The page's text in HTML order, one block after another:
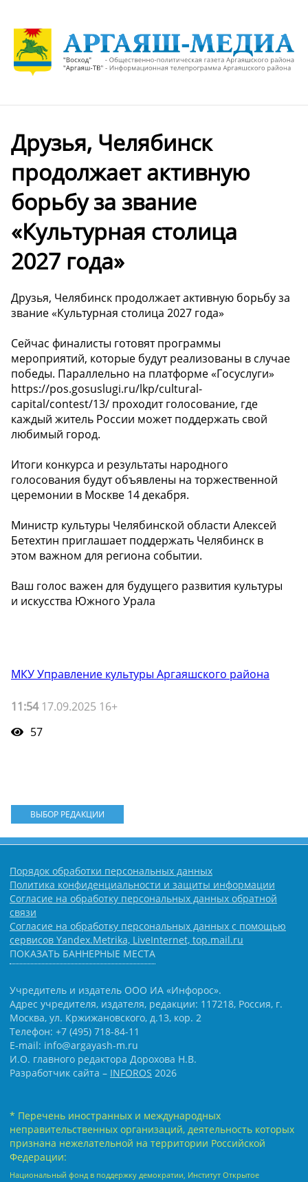
Друзья, Челябинск
продолжает активную
борьбу за звание
«Культурная столица
2027 года»
Друзья, Челябинск продолжает активную борьбу за
звание «Культурная столица 2027 года»
Сейчас финалисты готовят программы
мероприятий, которые будут реализованы в случае
победы. Параллельно на платформе «Госуслуги»
https://pos.gosuslugi.ru/lkp/cultural-
capital/contest/13/ проходит голосование, где
каждый житель России может поддержать свой
любимый город.
Итоги конкурса и результаты народного
голосования будут объявлены на торжественной
церемонии в Москве 14 декабря.
Министр культуры Челябинской области Алексей
Бетехтин приглашает поддержать Челябинск в
этом важном для региона событии.
Ваш голос важен для будущего развития культуры
и искусства Южного Урала
МКУ Управление культуры Аргаяшского района
11:5417.09.2025 16+
57
ВЫБОР РЕДАКЦИИ
Порядок обработки персональных данных
Политика конфиденциальности и защиты информации
Согласие на обработку персональных данных обратной
связи
Согласие на обработку персональных данных с помощью
сервисов Yandex.Metrika, LiveInternet, top.mail.ru
ПОКАЗАТЬ БАННЕРНЫЕ МЕСТА
Учредитель и издатель ООО ИА «Инфорос».
Адрес учредителя, издателя, редакции: 117218, Россия, г.
Москва, ул. Кржижановского, д.13, кор. 2
Телефон: +7 (495) 718-84-11
E-mail: info@argayash-m.ru
И.О. главного редактора Дорохова Н.В.
Разработчик сайта – INFOROS 2026
* Перечень иностранных и международных
неправительственных организаций, деятельность которых
признана нежелательной на территории Российской
Федерации:
Национальный фонд в поддержку демократии, Институт Открытое